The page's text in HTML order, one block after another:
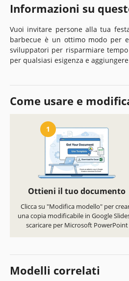
Informazioni su
Vuoi invitare persone alla tua
barbecue è un ottimo modo per
sviluppatori per risparmiare
per qualsiasi esigenza e
Come usare e
1
Ottieni il tuo documento
Clicca su "Modifica modello" per
una copia modificabile in Google
scaricare per Microsoft PowerPoint
Modelli correlati